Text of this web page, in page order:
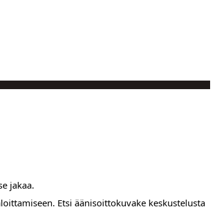
jakaa.
Etsi äänisoittokuvake keskustelusta